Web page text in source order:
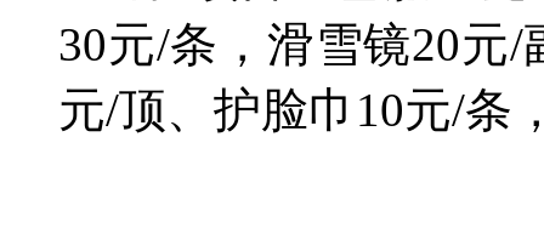
30元/条， 滑雪镜20元/
元/顶、护脸巾10元/条